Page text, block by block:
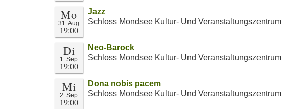
Mo
31. Aug
19:00
Jazz
Schloss Mondsee Kultur- Und Veranstaltungszentrum
Di
1. Sep
19:00
Neo-Barock
Schloss Mondsee Kultur- Und Veranstaltungszentrum
Mi
2. Sep
19:00
Dona nobis pacem
Schloss Mondsee Kultur- Und Veranstaltungszentrum